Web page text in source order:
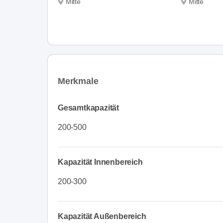
Merkmale
Gesamtkapazität
200-500
Kapazität Innenbereich
200-300
Kapazität Außenbereich